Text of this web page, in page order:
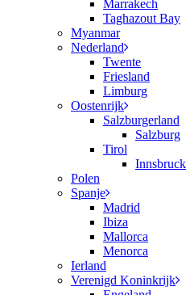
Marrakech
Taghazout Bay
Myanmar
Nederland
Twente
Friesland
Limburg
Oostenrijk
Salzburgerland
Salzburg
Tirol
Innsbruck
Polen
Spanje
Madrid
Ibiza
Mallorca
Menorca
Ierland
Verenigd Koninkrijk